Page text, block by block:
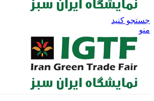
جستجو کنید
منو